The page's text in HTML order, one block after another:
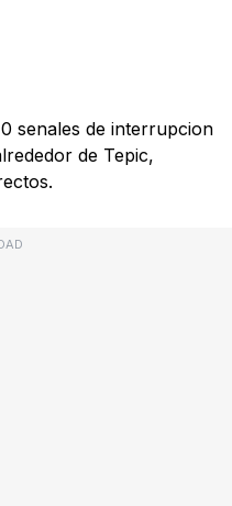
senales de interrupcion
de Tepic,